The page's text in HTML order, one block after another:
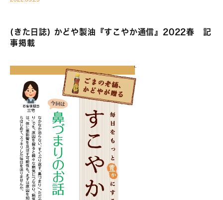
(きた日誌) かどや製油『すこやか通信』2022春 記
事掲載